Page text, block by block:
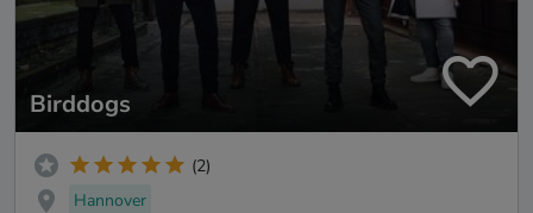
Birddogs
(2)
Hannover